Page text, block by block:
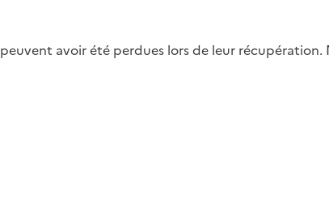
avoir été perdues lors de leur récupération.